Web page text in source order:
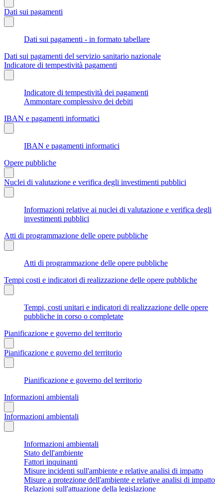
Dati sui pagamenti
Dati sui pagamenti - in formato tabellare
Dati sui pagamenti del servizio sanitario nazionale
Indicatore di tempestività pagamenti
Indicatore di tempestività dei pagamenti
Ammontare complessivo dei debiti
IBAN e pagamenti informatici
IBAN e pagamenti informatici
Opere pubbliche
Nuclei di valutazione e verifica degli investimenti pubblici
Informazioni relative ai nuclei di valutazione e verifica degli
investimenti pubblici
Atti di programmazione delle opere pubbliche
Atti di programmazione delle opere pubbliche
Tempi costi e indicatori di realizzazione delle opere pubbliche
Tempi, costi unitari e indicatori di realizzazione delle opere
pubbliche in corso o completate
Pianificazione e governo del territorio
Pianificazione e governo del territorio
Pianificazione e governo del territorio
Informazioni ambientali
Informazioni ambientali
Informazioni ambientali
Stato dell'ambiente
Fattori inquinanti
Misure incidenti sull'ambiente e relative analisi di impatto
Misure a protezione dell'ambiente e relative analisi di impatto
Relazioni sull'attuazione della legislazione